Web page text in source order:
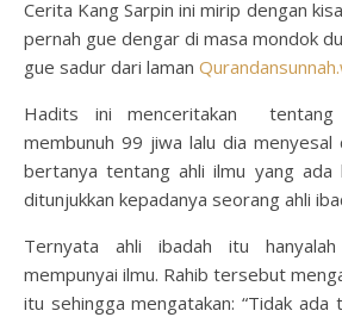
Cerita Kang Sarpin ini mirip dengan
pernah gue dengar di masa mondok
gue sadur dari laman
Hadits ini menceritakan
membunuh 99 jiwa lalu dia
bertanya tentang ahli ilmu yang ada
ditunjukkan kepadanya seorang ahli
Ternyata ahli ibadah itu
mempunyai ilmu. Rahib tersebut
itu sehingga mengatakan: “Tidak ada